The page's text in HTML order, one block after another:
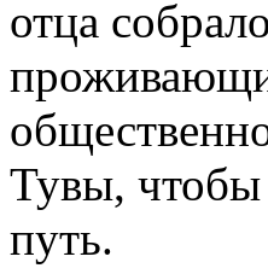
отца
Тувы, чтобы
путь.